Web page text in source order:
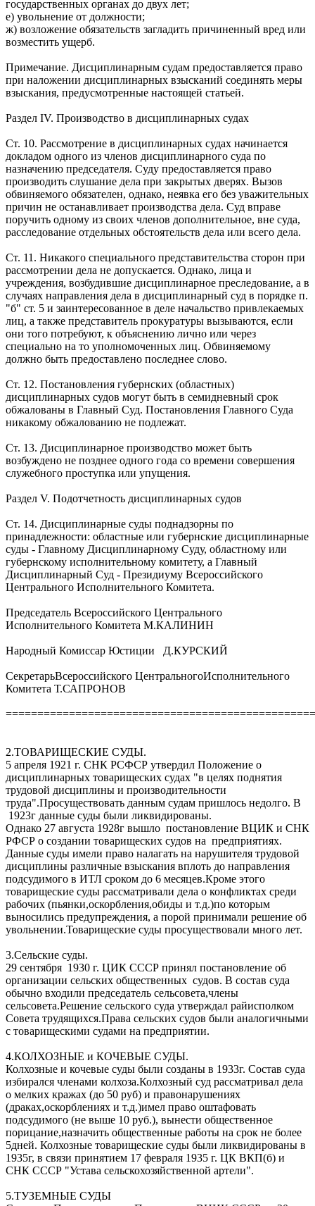
государственных органах до двух лет;
е) увольнение от должности;
ж) возложение обязательств загладить причиненный вред или
возместить ущерб.
Примечание. Дисциплинарным судам предоставляется право
при наложении дисциплинарных взысканий соединять меры
взыскания, предусмотренные настоящей статьей.
Раздел IV. Производство в дисциплинарных судах
Ст. 10. Рассмотрение в дисциплинарных судах начинается
докладом одного из членов дисциплинарного суда по
назначению председателя. Суду предоставляется право
производить слушание дела при закрытых дверях. Вызов
обвиняемого обязателен, однако, неявка его без уважительных
причин не останавливает производства дела. Суд вправе
поручить одному из своих членов дополнительное, вне суда,
расследование отдельных обстоятельств дела или всего дела.
Ст. 11. Никакого специального представительства сторон при
рассмотрении дела не допускается. Однако, лица и
учреждения, возбудившие дисциплинарное преследование, а в
случаях направления дела в дисциплинарный суд в порядке п.
"б" ст. 5 и заинтересованное в деле начальство привлекаемых
лиц, а также представитель прокуратуры вызываются, если
они того потребуют, к объяснению лично или через
специально на то уполномоченных лиц. Обвиняемому
должно быть предоставлено последнее слово.
Ст. 12. Постановления губернских (областных)
дисциплинарных судов могут быть в семидневный срок
обжалованы в Главный Суд. Постановления Главного Суда
никакому обжалованию не подлежат.
Ст. 13. Дисциплинарное производство может быть
возбуждено не позднее одного года со времени совершения
служебного проступка или упущения.
Раздел V. Подотчетность дисциплинарных судов
Ст. 14. Дисциплинарные суды поднадзорны по
принадлежности: областные или губернские дисциплинарные
суды - Главному Дисциплинарному Суду, областному или
губернскому исполнительному комитету, а Главный
Дисциплинарный Суд - Президиуму Всероссийского
Центрального Исполнительного Комитета.
Председатель Всероссийского Центрального
Исполнительного Комитета М.КАЛИНИН
Народный Комиссар Юстиции Д.КУРСКИЙ
СекретарьВсероссийского ЦентральногоИсполнительного
Комитета Т.САПРОНОВ
2.ТОВАРИЩЕСКИЕ СУДЫ.
5 апреля 1921 г. СНК РСФСР утвердил Положение о
дисциплинарных товарищеских судах "в целях поднятия
трудовой дисциплины и производительности
труда".Просуществовать данным судам пришлось недолго. В
1923г данные суды были ликвидированы.
Однако 27 августа 1928г вышло постановление ВЦИК и СНК
РФСР о создании товарищеских судов на предприятиях.
Данные суды имели право налагать на нарушителя трудовой
дисциплины различные взыскания вплоть до направления
подсудимого в ИТЛ сроком до 6 месяцев.Кроме этого
товарищеские суды рассматривали дела о конфликтах среди
рабочих (пьянки,оскорбления,обиды и т.д.)по которым
выносились предупреждения, а порой принимали решение об
увольнении.Товарищеские суды просуществовали много лет.
3.Сельские суды.
29 сентября 1930 г. ЦИК СССР принял постановление об
организации сельских общественных судов. В состав суда
обычно входили председатель сельсовета,члены
сельсовета.Решение сельского суда утверждал райисполком
Совета трудящихся.Права сельских судов были аналогичными
с товарищескими судами на предприятии.
4.КОЛХОЗНЫЕ и КОЧЕВЫЕ СУДЫ.
Колхозные и кочевые суды были созданы в 1933г. Состав суда
избирался членами колхоза.Колхозный суд рассматривал дела
о мелких кражах (до 50 руб) и правонарушениях
(драках,оскорблениях и т.д.)имел право оштафовать
подсудимого (не выше 10 руб.), вынести общественное
порицание,назначить общественные работы на срок не более
5дней. Колхозные товарищеские суды были ликвидированы в
1935г, в связи принятием 17 февраля 1935 г. ЦК ВКП(б) и
СНК СССР "Устава сельскохозяйственной артели".
5.ТУЗЕМНЫЕ СУДЫ